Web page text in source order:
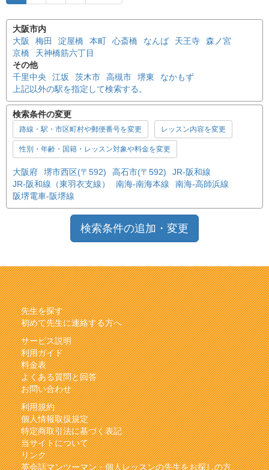
大阪市内
大阪
梅田 淀屋橋 本町 心斎橋 なんば 天王寺
森ノ宮
京橋
天神橋筋六丁目
その他
千里中央
江坂 茨木市 高槻市 堺東
なかもず
上記以外の駅を指定して検索する。
検索条件の変更
路線・駅・市区町村や郵便番号を変更 レッスン内容を変更
性別・年齢・国籍・レッスン対象や料金を変更
大阪府 堺市西区(〒592) 高石市(〒592)
JR-阪和線
JR-阪和線（東羽衣支線）
南海-南海本線
南海-高師浜線
阪堺電車-阪堺線
検索条件の追加・変更
先生を探す
初めて先生に連絡する方へ
サービス説明
利用ガイド
料金表
よくある質問と回答
お問い合わせ
利用規約
個人情報取扱規定
特定商取引法に基づく表記
当サイトについて
リンク
英会話マンツーマン・個人レッスンの先生をお探しの方